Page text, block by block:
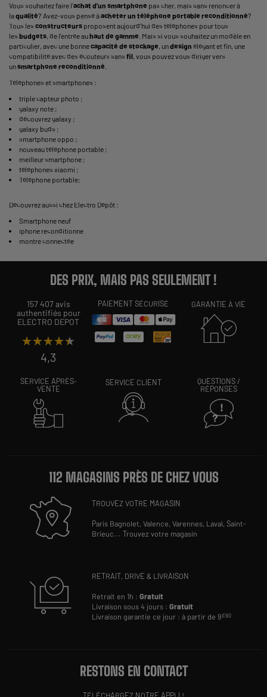
Vous souhaitez faire l’achat d’un smartphone pas cher, mais sans renoncer à
laqualité? Avez-vous pensé àacheter un téléphone portable reconditionné?
Tous les constructeurs proposent aujourd’hui des téléphones pour tous
les budgets, de l’entrée auhaut de gamme. Mais si vous souhaitez un modèle en
particulier, avec une bonnecapacité de stockage, undesign élégant et fin, une
compatibilité avec des écouteurs sans fil, vous pouvez vous diriger vers
unsmartphone reconditionné.
Téléphones et smartphones :
triple capteur photo ;
galaxy note ;
découvrez galaxy ;
galaxy buds ;
smartphone oppo ;
nouveau téléphone portable ;
meilleur smartphone ;
téléphones xiaomi ;
Téléphone portable;
Découvrez aussi chez Electro Dépôt :
Smartphone neuf
iphone reconditionne
montre connectée
DES PRIX, MAIS PAS SEULEMENT !
157 407 avis
authentifiés pour
ELECTRO DEPOT
★★★★★
★★★★★
4,3
PAIEMENT SÉCURISÉ GARANTIE À VIE
SERVICE APRÈS-
VENTE
SERVICE CLIENT
QUESTIONS /
RÉPONSES
112 MAGASINS PRÈS DE CHEZ VOUS
TROUVEZ VOTRE MAGASIN
Paris Bagnolet,Valence,Varennes, Laval,Saint-
Brieuc...Trouvez votre magasin
RETRAIT, DRIVE & LIVRAISON
Retrait en 1h :Gratuit
Livraison sous 4 jours :Gratuit
Livraison garantie ce jour : à partir de 9€90
RESTONS EN CONTACT
TÉLÉCHARGEZ NOTRE APPLI !